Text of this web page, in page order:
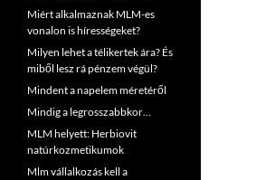
Miért alkalmaznak MLM-es
vonalon is hírességeket?
Milyen lehet a télikertek ára? És
miből lesz rá pénzem végül?
Mindent a napelem méretéről
Mindig a legrosszabbkor…
MLM helyett: Herbiovit
natúrkozmetikumok
Mlm vállalkozás kell a